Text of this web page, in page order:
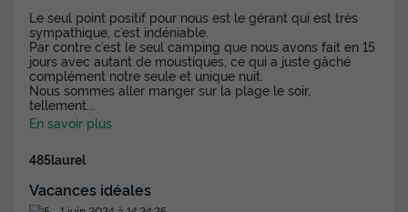
Le seul point positif pour nous est le gérant qui est très
sympathique, c’est indéniable.
Par contre c’est le seul camping que nous avons fait en 15
jours avec autant de moustiques, ce qui a juste gâché
complément notre seule et unique nuit.
Nous sommes aller manger sur la plage le soir,
tellement
En savoir plus
485laurel
Vacances idéales